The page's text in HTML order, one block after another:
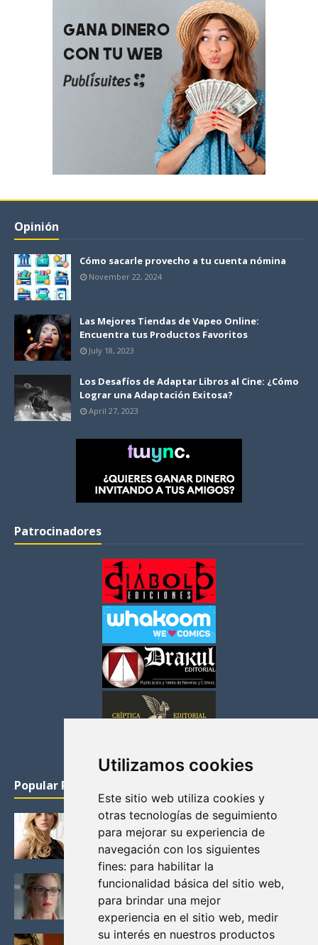
Utilizamos cookies
Este sitio web utiliza cookies y
otras tecnologías de seguimiento
para mejorar su experiencia de
navegación con los siguientes
fines: para habilitar la
funcionalidad básica del sitio web,
para brindar una mejor
experiencia en el sitio web, medir
su interés en nuestros productos
Opinión
Cómo sacarle provecho a tu cuenta nómina
November 22, 2024
Las Mejores Tiendas de Vapeo Online:
Encuentra tus Productos Favoritos
July 18, 2023
Los Desafíos de Adaptar Libros al Cine: ¿Cómo
Lograr una Adaptación Exitosa?
April 27, 2023
Patrocinadores
Popular Posts
KATHERYN WINNICK: LA ACTRIZ MAS GUAPA DE
VIKINGOS
Junio 14, 2013
FELICITY (EMILY BETT RICKARDS), LAS FOTOS
MAS BONITAS DE LA ALIADA DE ARROW
Noviembre 30, 2013
BLACK MIRROR: TODA TU HISTORIA. EPISODIO 3.